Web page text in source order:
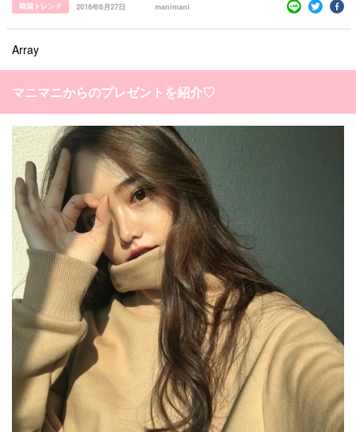
キュレーター一覧
運営会社
利用規約
プライバシーポリシー
お問い合わせ
韓国 オルチャン 韓国コスメ 韓国トレンド
メイク k-pop コスメ
kpop トレンド 韓国メイク
オルチャンメイク twice
韓国ドラマ カフェ かわいい
韓国トレンド 2016年6月27日 manimani
Array
マニマニからのプレゼントを紹介♡